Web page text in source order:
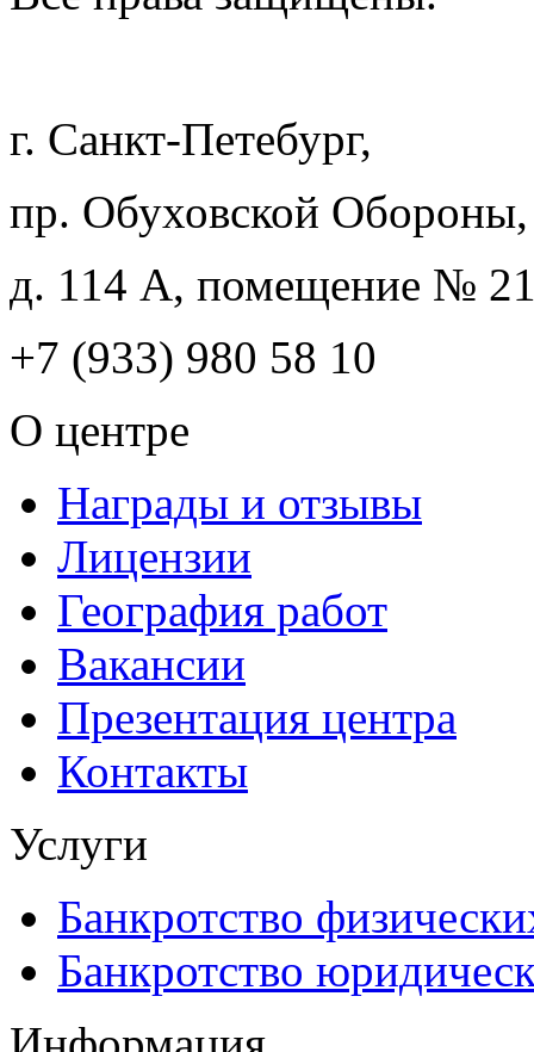
г. Санкт-Петебург,
пр. Обуховской Обороны,
д. 114 А, помещение №
+7 (933) 980 58 10
О центре
Награды и отзывы
Лицензии
География работ
Вакансии
Презентация центра
Контакты
Услуги
Банкротство
Банкротство